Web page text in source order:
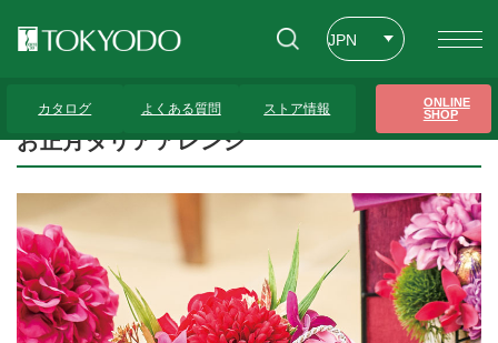
JPN
カタログ よくある質問 ストア情報
ONLINE
SHOP
お正月ダリアアレンジ
お正月ダリアアレンジ